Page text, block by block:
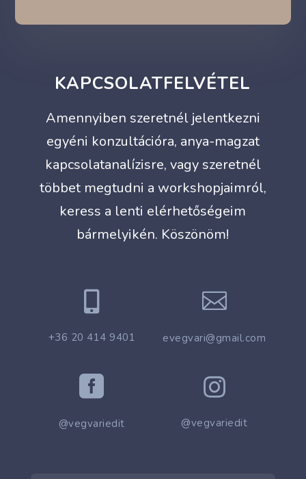
KAPCSOLATFELVÉTEL
Amennyiben szeretnél jelentkezni
egyéni konzultációra, anya-magzat
kapcsolatanalízisre, vagy szeretnél
többet megtudni a workshopjaimról,
keress a lenti elérhetőségeim
bármelyikén. Köszönöm!

+36 20 414 9401

evegvari@gmail.com

@vegvariedit

@vegvariedit